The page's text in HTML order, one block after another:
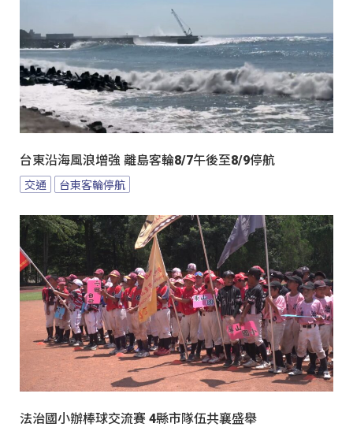
台東沿海風浪增強 離島客輪8/7午後至8/9停航
交通 台東客輪停航
法治國小辦棒球交流賽 4縣市隊伍共襄盛舉